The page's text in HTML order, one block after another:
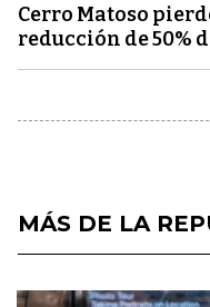
Cerro Matoso
reducción de 50%
MÁS DE LA